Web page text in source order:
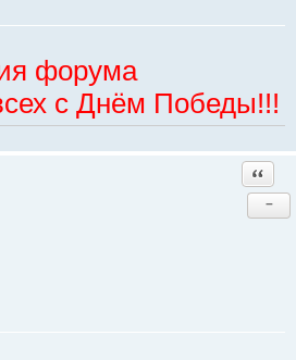
форума
с Днём Победы!!!
−